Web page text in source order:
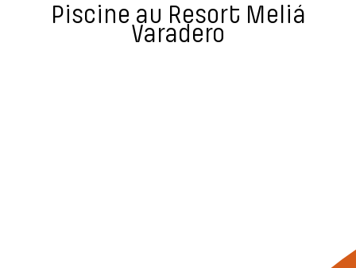
Piscine au Resort Meliá
Varadero